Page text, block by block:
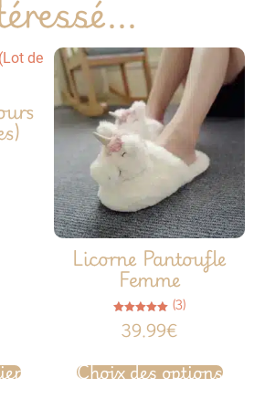
Licorne Pantoufle
Femme
Note
5.00
sur 5
(3)
39.99€
Choix des options